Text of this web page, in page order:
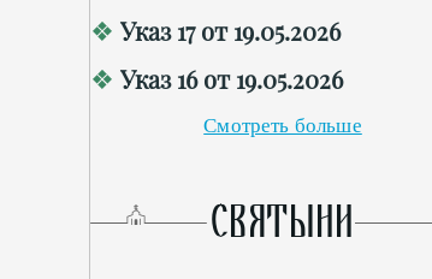
Указ 17 от 19.05.2026
Указ 16 от 19.05.2026
Смотреть больше
СВЯТЫНИ